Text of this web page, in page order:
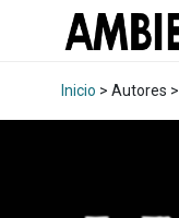
Inicio > Autores >